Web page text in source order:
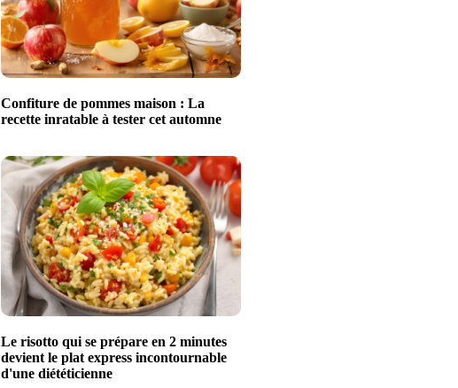
Confiture de pommes maison : La
recette inratable à tester cet automne
Le risotto qui se prépare en 2 minutes
devient le plat express incontournable
d'une diététicienne